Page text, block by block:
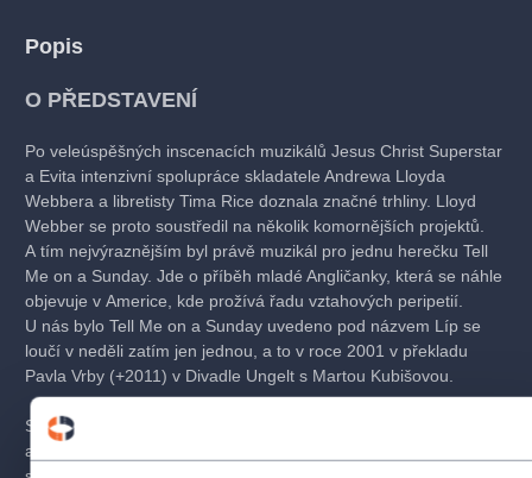
Popis
O PŘEDSTAVENÍ
Po veleúspěšných inscenacích muzikálů Jesus Christ Superstar
a Evita intenzivní spolupráce skladatele Andrewa Lloyda
Webbera a libretisty Tima Rice doznala značné trhliny. Lloyd
Webber se proto soustředil na několik komornějších projektů.
A tím nejvýraznějším byl právě muzikál pro jednu herečku Tell
Me on a Sunday. Jde o příběh mladé Angličanky, která se náhle
objevuje v Americe, kde prožívá řadu vztahových peripetií.
U nás bylo Tell Me on a Sunday uvedeno pod názvem Líp se
loučí v neděli zatím jen jednou, a to v roce 2001 v překladu
Pavla Vrby (+2011) v Divadle Ungelt s Martou Kubišovou.
Světová premiéra se konala v Londýně v roce v roce 1982
a protože muzikál trval pouhou hodinu, byl na scéně uveden